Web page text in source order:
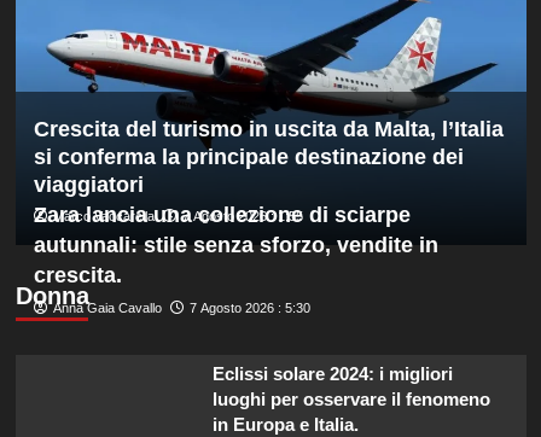
nella
routine
acrobatica
squadre
Crescita del turismo in uscita da Malta, l’Italia
si conferma la principale destinazione dei
viaggiatori
Marco Vaccarella 7 Agosto 2026 : 1:55
Donna
Zara lancia una collezione di sciarpe
autunnali: stile senza sforzo, vendite in
crescita.
Anna Gaia Cavallo 7 Agosto 2026 : 5:30
Eclissi solare 2024: i migliori
luoghi per osservare il fenomeno
in Europa e Italia.